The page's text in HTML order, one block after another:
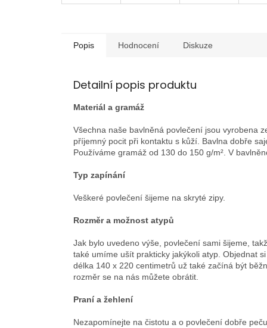
Popis Hodnocení Diskuze
Detailní popis produktu
Materiál a gramáž
Všechna naše bavlněná povlečení jsou vyrobena
příjemný pocit při kontaktu s kůží. Bavlna dobře
Používáme gramáž od 130 do 150 g/m². V
Typ zapínání
Veškeré povlečení šijeme na skryté zipy.
Rozměr a možnost atypů
Jak bylo uvedeno výše, povlečení sami šijeme,
také umíme ušít prakticky jakýkoli atyp. Objednat
délka 140 x 220 centimetrů už také začíná být
rozměr se na nás můžete obrátit.
Praní a žehlení
Nezapomínejte na čistotu a o povlečení dobře